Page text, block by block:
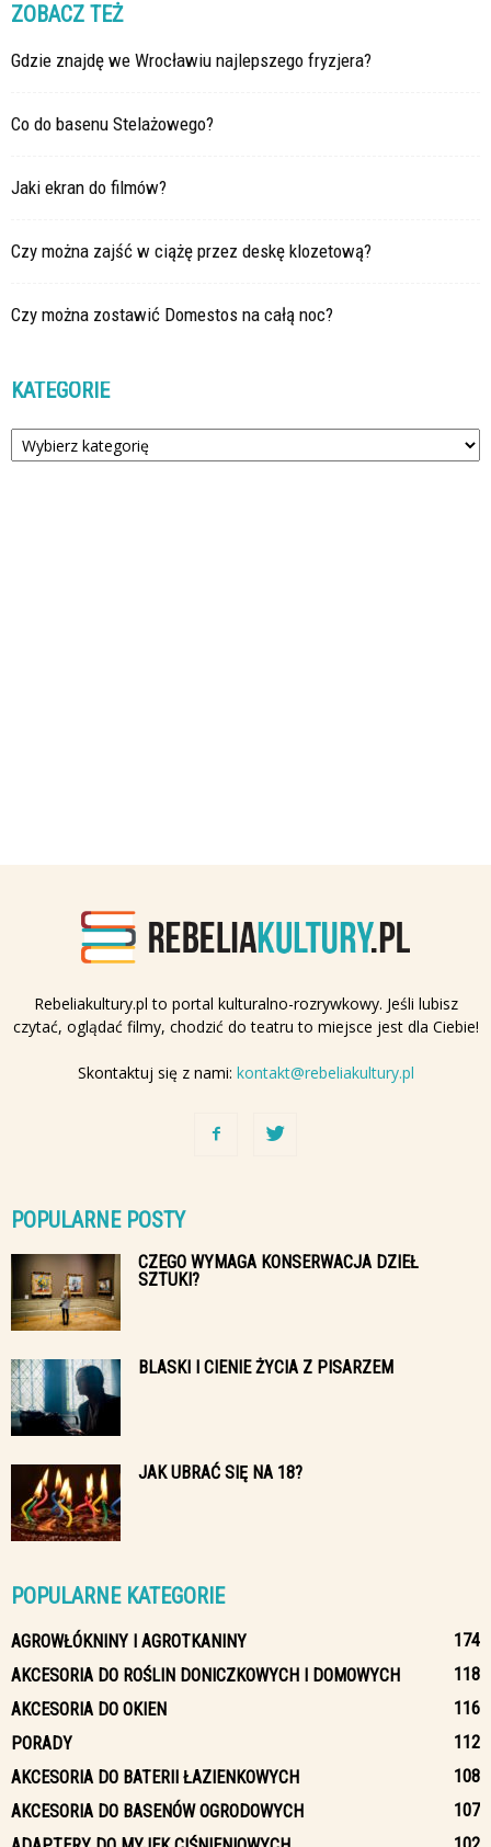
ZOBACZ TEŻ
Gdzie znajdę we Wrocławiu najlepszego fryzjera?
Co do basenu Stelażowego?
Jaki ekran do filmów?
Czy można zajść w ciążę przez deskę klozetową?
Czy można zostawić Domestos na całą noc?
KATEGORIE
Kategorie
Rebeliakultury.pl to portal kulturalno-rozrywkowy. Jeśli lubisz
czytać, oglądać filmy, chodzić do teatru to miejsce jest dla Ciebie!
Skontaktuj się z nami: kontakt@rebeliakultury.pl
POPULARNE POSTY
CZEGO WYMAGA KONSERWACJA DZIEŁ
SZTUKI?
BLASKI I CIENIE ŻYCIA Z PISARZEM
JAK UBRAĆ SIĘ NA 18?
POPULARNE KATEGORIE
AGROWŁÓKNINY I AGROTKANINY
174
AKCESORIA DO ROŚLIN DONICZKOWYCH I DOMOWYCH
118
AKCESORIA DO OKIEN
116
PORADY
112
AKCESORIA DO BATERII ŁAZIENKOWYCH
108
AKCESORIA DO BASENÓW OGRODOWYCH
107